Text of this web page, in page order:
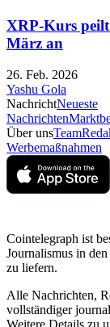
XRP-Kurs
März an
26. Feb. 2026
Yashu Gola
NachrichtNeueste
Nachrichten
Über unsTeam
Werbemaßnahmen
Cointelegraph ist
Journalismus in
zu liefern.
Alle Nachrichten,
vollständiger
Weitere Details zu